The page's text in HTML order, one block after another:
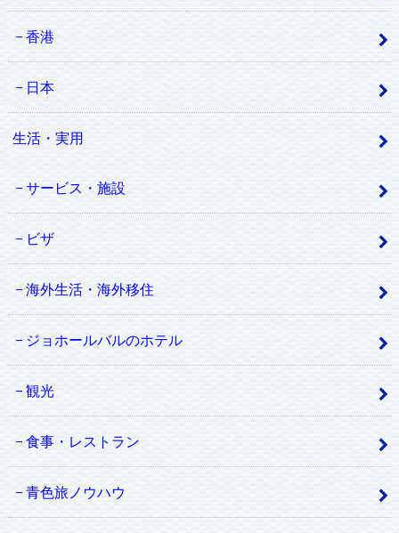
香港
日本
生活・実用
サービス・施設
ビザ
海外生活・海外移住
ジョホールバルのホテル
観光
食事・レストラン
青色旅ノウハウ